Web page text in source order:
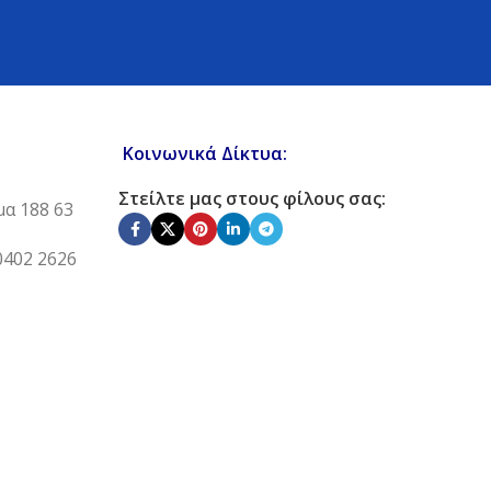
188 63
2626
Κοινωνικά Δίκτυα:
Στείλτε μας στους φίλους σας: